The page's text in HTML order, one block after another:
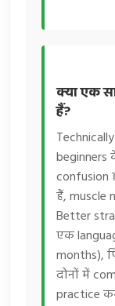
क्या एक
हैं?
beginners
confusion
हैं, muscle
Better
एक
months),
दोनों में
practice